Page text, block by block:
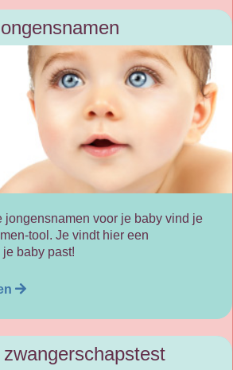
jongensnamen voor je baby vind je
tool. Je vindt hier een
baby past!